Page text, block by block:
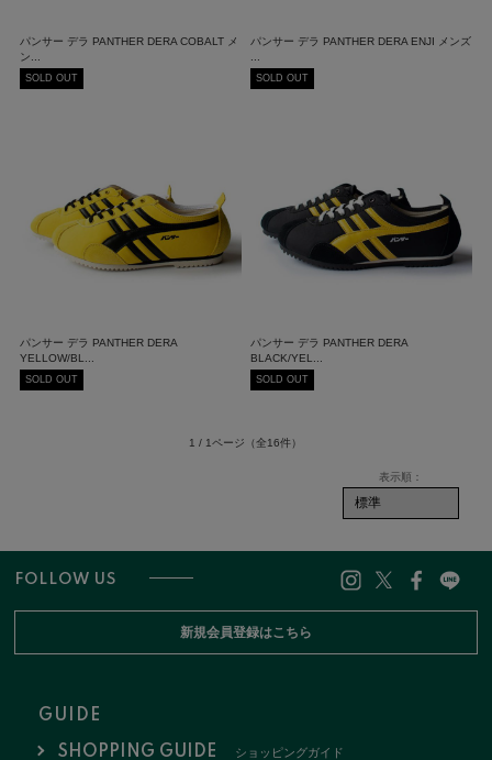
パンサー デラ PANTHER DERA COBALT メ
ン...
SOLD OUT
パンサー デラ PANTHER DERA ENJI メンズ
SOLD OUT
パンサー デラ PANTHER DERA
YELLOW/BL...
SOLD OUT
パンサー デラ PANTHER DERA
BLACK/YEL...
SOLD OUT
1 / 1ページ （全16件）
FOLLOW US
新規会員登録はこちら
GUIDE
SHOPPING GUIDE ショッピングガイド